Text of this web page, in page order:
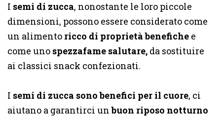
I semi di zucca, nonostante le loro piccole
dimensioni, possono essere considerato come
un alimento ricco di proprietà benefiche e
come uno spezzafame salutare, da sostituire
ai classici snack confezionati.
I semi di zucca sono benefici per il cuore, ci
aiutano a garantirci unbuon riposo notturno